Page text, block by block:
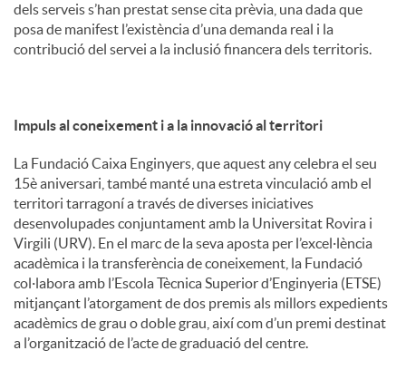
dels serveis s’han prestat sense cita prèvia, una dada que
posa de manifest l’existència d’una demanda real i la
contribució del servei a la inclusió financera dels territoris.
Impuls al coneixement i a la innovació al territori
La Fundació Caixa Enginyers, que aquest any celebra el seu
15è aniversari, també manté una estreta vinculació amb el
territori tarragoní a través de diverses iniciatives
desenvolupades conjuntament amb la Universitat Rovira i
Virgili (URV). En el marc de la seva aposta per l’excel·lència
acadèmica i la transferència de coneixement, la Fundació
col·labora amb l’Escola Tècnica Superior d’Enginyeria (ETSE)
mitjançant l’atorgament de dos premis als millors expedients
acadèmics de grau o doble grau, així com d’un premi destinat
a l’organització de l’acte de graduació del centre.